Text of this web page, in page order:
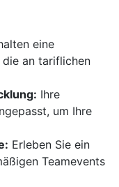
eine
die an tariflichen
Ihre
um Ihre
Erleben Sie ein
Teamevents